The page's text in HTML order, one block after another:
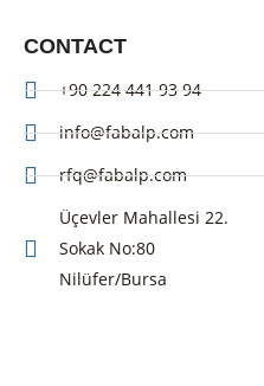
CONTACT
+90 224 441 93 94
info@fabalp.com
rfq@fabalp.com
Üçevler Mahallesi 22.
Sokak No:80
Nilüfer/Bursa